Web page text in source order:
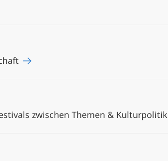
zwischen Themen & Kulturpolitik